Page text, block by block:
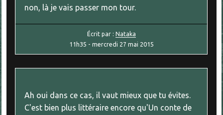
non, là je vais passer mon tour.
Écrit par : Nataka
11h35 - mercredi 27 mai 2015
Ah oui dans ce cas, il vaut mieux que tu évites.
C'est bien plus littéraire encore qu'Un conte de